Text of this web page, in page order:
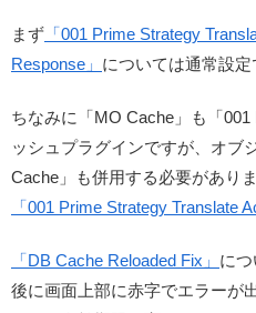
まず 「001 Prime Strategy
Response」 については通常設定
ちなみに「MO Cache」も「
ッシュプラグインですが、オブ
Cache」も併用する必要があり
「001 Prime Strategy Translate
「DB Cache Reloaded Fix」 に
後に画面上部に赤字でエラーが